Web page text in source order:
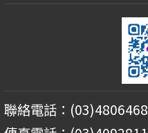
聯絡電話：(03)4806468